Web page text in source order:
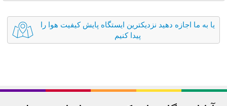
یا به ما اجازه دهید نزدیکترین ایستگاه پایش کیفیت هوا را
پیدا کنیم